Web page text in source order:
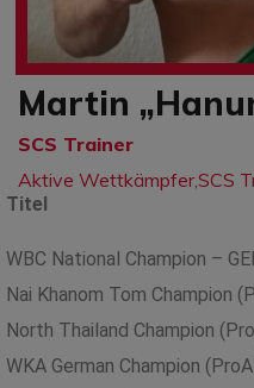
Martin
SCS Trainer
Aktive Wettkämpfer,SCS
Titel
WBC National Champion –
Nai Khanom Tom Champion
North Thailand Champion
WKA German Champion